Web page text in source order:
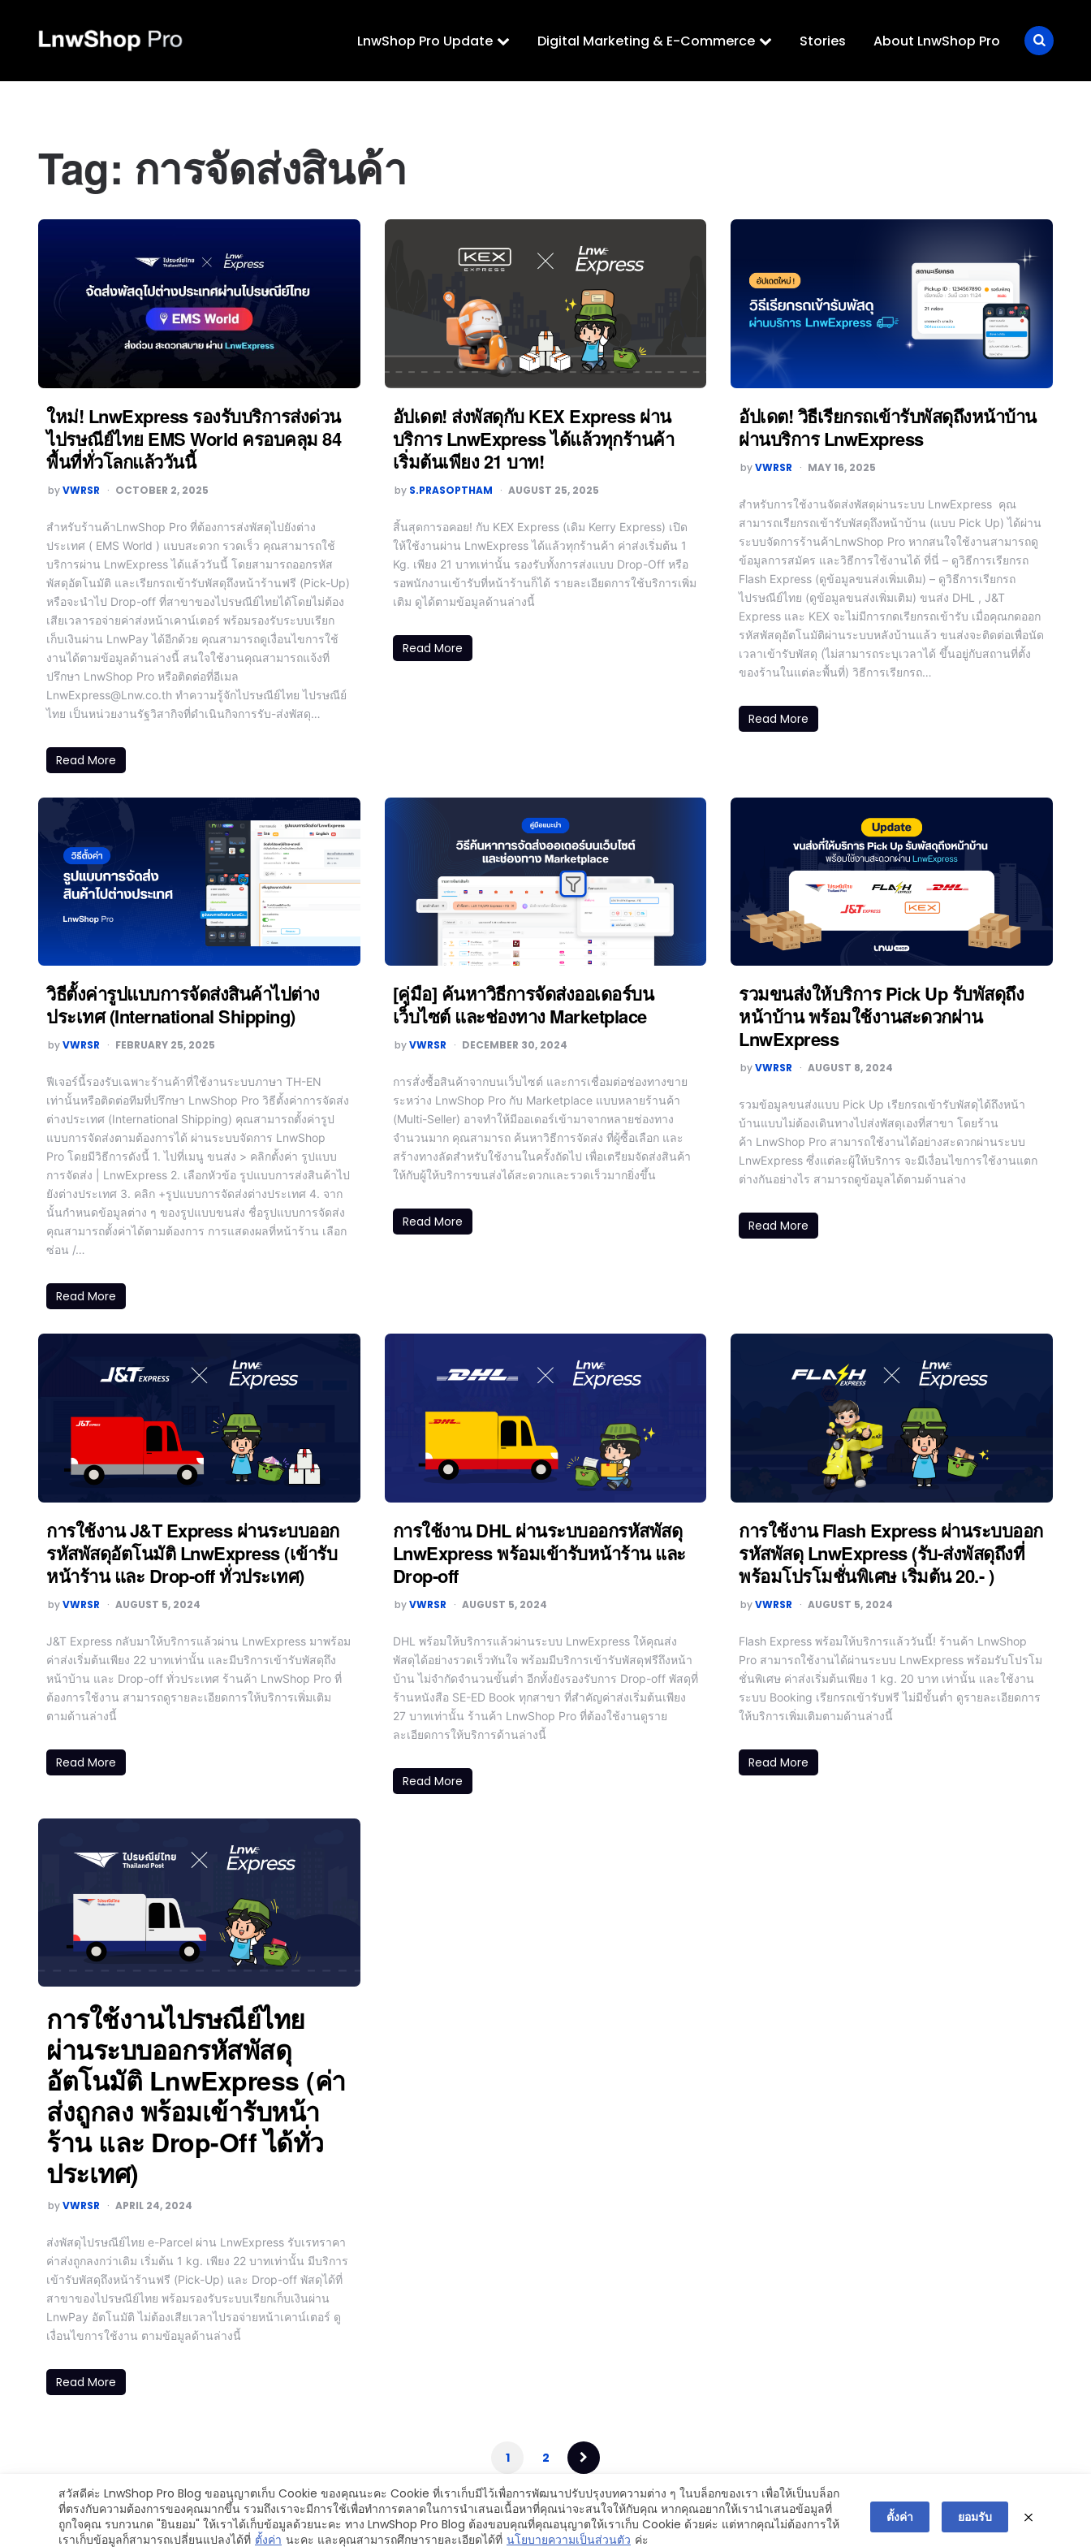
LnwShop Pro Update Digital Marketing & E-Commerce Stories About LnwShop Pro
Tag: การจัดส่งสินค้า
ใหม่! LnwExpress รองรับบริการส่งด่วน
ไปรษณีย์ไทย EMS World ครอบคลุม 84
พื้นที่ทั่วโลกแล้ววันนี้
byVWRSR OCTOBER 2, 2025
สำหรับร้านค้าLnwShop Pro ที่ต้องการส่งพัสดุไปยังต่าง
ประเทศ ( EMS World ) แบบสะดวก รวดเร็ว คุณสามารถใช้
บริการผ่าน LnwExpress ได้แล้ววันนี้ โดยสามารถออกรหัส
พัสดุอัตโนมัติ และเรียกรถเข้ารับพัสดุถึงหน้าร้านฟรี (Pick-Up)
หรือจะนำไป Drop-off ที่สาขาของไปรษณีย์ไทยได้โดยไม่ต้อง
เสียเวลารอจ่ายค่าส่งหน้าเคาน์เตอร์ พร้อมรองรับระบบเรียก
เก็บเงินผ่าน LnwPay ได้อีกด้วย คุณสามารถดูเงื่อนไขการใช้
งานได้ตามข้อมูลด้านล่างนี้ สนใจใช้งานคุณสามารถแจ้งที่
ปรึกษา LnwShop Pro หรือติดต่อที่อีเมล
LnwExpress@Lnw.co.th ทำความรู้จักไปรษณีย์ไทย ไปรษณีย์
ไทย เป็นหน่วยงานรัฐวิสากิจที่ดำเนินกิจการรับ-ส่งพัสดุ…
Read More
อัปเดต! ส่งพัสดุกับ KEX Express ผ่าน
บริการ LnwExpress ได้แล้วทุกร้านค้า
เริ่มต้นเพียง 21 บาท!
by S.PRASOPTHAM AUGUST 25, 2025
สิ้นสุดการอคอย! กับ KEX Express (เดิม Kerry Express) เปิด
ให้ใช้งานผ่าน LnwExpress ได้แล้วทุกร้านค้า ค่าส่งเริ่มต้น 1
Kg. เพียง 21 บาทเท่านั้น รองรับทั้งการส่งแบบ Drop-Off หรือ
รอพนักงานเข้ารับที่หน้าร้านก็ได้ รายละเอียดการใช้บริการเพิ่ม
เติม ดูได้ตามข้อมูลด้านล่างนี้
Read More
อัปเดต! วิธีเรียกรถเข้ารับพัสดุถึงหน้าบ้าน
ผ่านบริการ LnwExpress
byVWRSR MAY 16, 2025
สำหรับการใช้งานจัดส่งพัสดุผ่านระบบ LnwExpress คุณ
สามารถเรียกรถเข้ารับพัสดุถึงหน้าบ้าน (แบบ Pick Up) ได้ผ่าน
ระบบจัดการร้านค้าLnwShop Pro หากสนใจใช้งานสามารถดู
ข้อมูลการสมัคร และวิธีการใช้งานได้ ที่นี่ – ดูวิธีการเรียกรถ
Flash Express (ดูข้อมูลขนส่งเพิ่มเติม) – ดูวิธีการเรียกรถ
ไปรษณีย์ไทย (ดูข้อมูลขนส่งเพิ่มเติม) ขนส่ง DHL , J&T
Express และ KEX จะไม่มีการกดเรียกรถเข้ารับ เมื่อคุณกดออก
รหัสพัสดุอัตโนมัติผ่านระบบหลังบ้านแล้ว ขนส่งจะติดต่อเพื่อนัด
เวลาเข้ารับพัสดุ (ไม่สามารถระบุเวลาได้ ขึ้นอยู่กับสถานที่ตั้ง
ของร้านในแต่ละพื้นที่) วิธีการเรียกรถ…
Read More
วิธีตั้งค่ารูปแบบการจัดส่งสินค้าไปต่าง
ประเทศ (International Shipping)
byVWRSR FEBRUARY 25, 2025
ฟีเจอร์นี้รองรับเฉพาะร้านค้าที่ใช้งานระบบภาษา TH-EN
เท่านั้นหรือติดต่อทีมที่ปรึกษา LnwShop Pro วิธีตั้งค่าการจัดส่ง
ต่างประเทศ (International Shipping) คุณสามารถตั้งค่ารูป
แบบการจัดส่งตามต้องการได้ ผ่านระบบจัดการ LnwShop
Pro โดยมีวิธีการดังนี้ 1. ไปที่เมนู ขนส่ง > คลิกตั้งค่า รูปแบบ
การจัดส่ง | LnwExpress 2. เลือกหัวข้อ รูปแบบการส่งสินค้าไป
ยังต่างประเทศ 3. คลิก +รูปแบบการจัดส่งต่างประเทศ 4. จาก
นั้นกำหนดข้อมูลต่าง ๆ ของรูปแบบขนส่ง ชื่อรูปแบบการจัดส่ง
คุณสามารถตั้งค่าได้ตามต้องการ การแสดงผลที่หน้าร้าน เลือก
ซ่อน /…
Read More
[คู่มือ] ค้นหาวิธีการจัดส่งออเดอร์บน
เว็บไซต์ และช่องทาง Marketplace
byVWRSR DECEMBER 30, 2024
การสั่งซื้อสินค้าจากบนเว็บไซต์ และการเชื่อมต่อช่องทางขาย
ระหว่าง LnwShop Pro กับ Marketplace แบบหลายร้านค้า
(Multi-Seller) อาจทำให้มีออเดอร์เข้ามาจากหลายช่องทาง
จำนวนมาก คุณสามารถ ค้นหาวิธีการจัดส่ง ที่ผู้ซื้อเลือก และ
สร้างทางลัดสำหรับใช้งานในครั้งถัดไป เพื่อเตรียมจัดส่งสินค้า
ให้กับผู้ให้บริการขนส่งได้สะดวกและรวดเร็วมากยิ่งขึ้น
Read More
รวมขนส่งให้บริการ Pick Up รับพัสดุถึง
หน้าบ้าน พร้อมใช้งานสะดวกผ่าน
LnwExpress
byVWRSR AUGUST 8, 2024
รวมข้อมูลขนส่งแบบ Pick Up เรียกรถเข้ารับพัสดุได้ถึงหน้า
บ้านแบบไม่ต้องเดินทางไปส่งพัสดุเองที่สาขา โดยร้าน
ค้า LnwShop Pro สามารถใช้งานได้อย่างสะดวกผ่านระบบ
LnwExpress ซึ่งแต่ละผู้ให้บริการ จะมีเงื่อนไขการใช้งานแตก
ต่างกันอย่างไร สามารถดูข้อมูลได้ตามด้านล่าง
Read More
การใช้งาน J&T Express ผ่านระบบออก
รหัสพัสดุอัตโนมัติ LnwExpress (เข้ารับ
หน้าร้าน และ Drop-off ทั่วประเทศ)
byVWRSR AUGUST 5, 2024
J&T Express กลับมาให้บริการแล้วผ่าน LnwExpress มาพร้อม
ค่าส่งเริ่มต้นเพียง 22 บาทเท่านั้น และมีบริการเข้ารับพัสดุถึง
หน้าบ้าน และ Drop-off ทั่วประเทศ ร้านค้า LnwShop Pro ที่
ต้องการใช้งาน สามารถดูรายละเอียดการให้บริการเพิ่มเติม
ตามด้านล่างนี้
Read More
การใช้งาน DHL ผ่านระบบออกรหัสพัสดุ
LnwExpress พร้อมเข้ารับหน้าร้าน และ
Drop-off
byVWRSR AUGUST 5, 2024
DHL พร้อมให้บริการแล้วผ่านระบบ LnwExpress ให้คุณส่ง
พัสดุได้อย่างรวดเร็วทันใจ พร้อมมีบริการเข้ารับพัสดุฟรีถึงหน้า
บ้าน ไม่จำกัดจำนวนขั้นต่ำ อีกทั้งยังรองรับการ Drop-off พัสดุที่
ร้านหนังสือ SE-ED Book ทุกสาขา ที่สำคัญค่าส่งเริ่มต้นเพียง
27 บาทเท่านั้น ร้านค้า LnwShop Pro ที่ต้องใช้งานดูราย
ละเอียดการให้บริการด้านล่างนี้
Read More
การใช้งาน Flash Express ผ่านระบบออก
รหัสพัสดุ LnwExpress (รับ-ส่งพัสดุถึงที่
พร้อมโปรโมชั่นพิเศษ เริ่มต้น 20.- )
byVWRSR AUGUST 5, 2024
Flash Express พร้อมให้บริการแล้ววันนี้! ร้านค้า LnwShop
Pro สามารถใช้งานได้ผ่านระบบ LnwExpress พร้อมรับโปรโม
ชั่นพิเศษ ค่าส่งเริ่มต้นเพียง 1 kg. 20 บาท เท่านั้น และใช้งาน
ระบบ Booking เรียกรถเข้ารับฟรี ไม่มีขั้นต่ำ ดูรายละเอียดการ
ให้บริการเพิ่มเติมตามด้านล่างนี้
Read More
การใช้งานไปรษณีย์ไทย
ผ่านระบบออกรหัสพัสดุ
อัตโนมัติ LnwExpress (ค่า
ส่งถูกลง พร้อมเข้ารับหน้า
ร้าน และ Drop-Off ได้ทั่ว
ประเทศ)
byVWRSR APRIL 24, 2024
ส่งพัสดุไปรษณีย์ไทย e-Parcel ผ่าน LnwExpress รับเรทราคา
ค่าส่งถูกลงกว่าเดิม เริ่มต้น 1 kg. เพียง 22 บาทเท่านั้น มีบริการ
เข้ารับพัสดุถึงหน้าร้านฟรี (Pick-Up) และ Drop-off พัสดุได้ที่
สาขาของไปรษณีย์ไทย พร้อมรองรับระบบเรียกเก็บเงินผ่าน
LnwPay อัตโนมัติ ไม่ต้องเสียเวลาไปรอจ่ายหน้าเคาน์เตอร์ ดู
เงื่อนไขการใช้งาน ตามข้อมูลด้านล่างนี้
Read More
1 2
Copyright © 2024 LnwShop Company Limited
สวัสดีค่ะ LnwShop Pro Blog ขออนุญาตเก็บ Cookie ของคุณนะคะ Cookie ที่เราเก็บมีไว้เพื่อการพัฒนาปรับปรุงบทความต่าง ๆ ในบล็อกของเรา เพื่อให้เป็นบล็อก
ที่ตรงกับความต้องการของคุณมากขึ้น รวมถึงเราจะมีการใช้เพื่อทำการตลาดในการนำเสนอเนื้อหาที่คุณน่าจะสนใจให้กับคุณ หากคุณอยากให้เรานำเสนอข้อมูลที่
ถูกใจคุณ รบกวนกด "ยินยอม" ให้เราได้เก็บข้อมูลด้วยนะคะ ทาง LnwShop Pro Blog ต้องขอบคุณที่คุณอนุญาตให้เราเก็บ Cookie ด้วยค่ะ แต่หากคุณไม่ต้องการให้
เราเก็บข้อมูลก็สามารถเปลี่ยนแปลงได้ที่ ตั้งค่า นะคะ และคุณสามารถศึกษารายละเอียดได้ที่ นโยบายความเป็นส่วนตัว ค่ะ
ตั้งค่า ยอมรับ